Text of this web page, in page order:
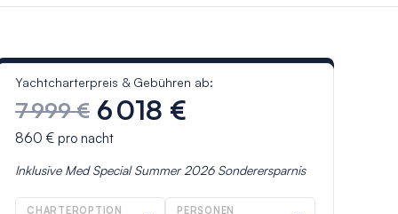
Yachtcharterpreis & Gebühren ab:
7 999 € 6 018 €
860 € pro nacht
Inklusive Med Special Summer 2026Sonderersparnis
CHARTEROPTION PERSONEN